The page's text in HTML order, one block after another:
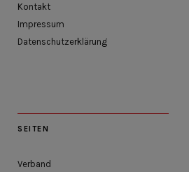
Kontakt
Impressum
Datenschutzerklärung
SEITEN
Verband